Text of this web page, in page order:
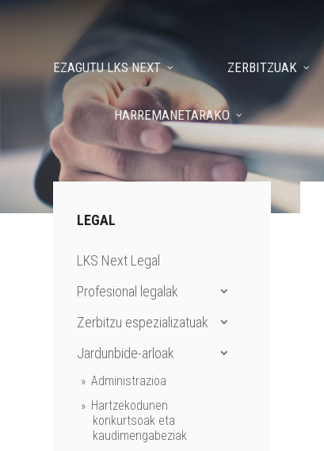
EZAGUTU LKS NEXT ZERBITZUAK
HARREMANETARAKO
LEGAL
LKS Next Legal
Profesional legalak
Zerbitzu espezializatuak
Jardunbide-arloak
Administrazioa
Hartzekodunen
konkurtsoak eta
kaudimengabeziak